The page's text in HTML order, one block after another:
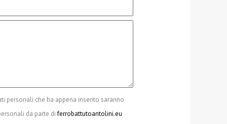
personali che ha appena inserito saranno
da parte diferrobattutoantolini.eu